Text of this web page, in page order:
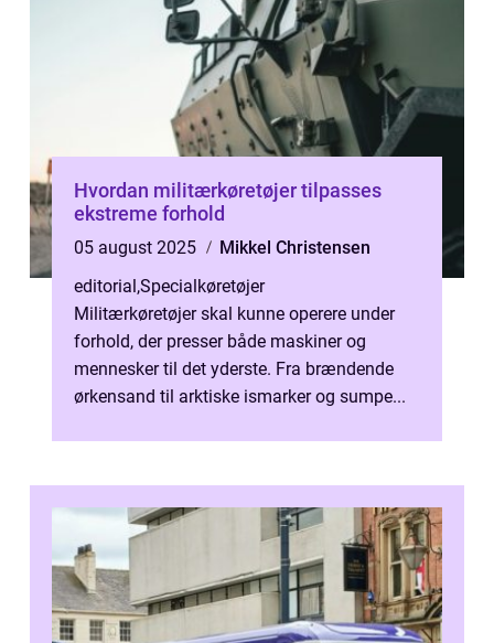
Hvordan militærkøretøjer tilpasses
ekstreme forhold
05 august 2025
Mikkel Christensen
editorial,Specialkøretøjer
Militærkøretøjer skal kunne operere under
forhold, der presser både maskiner og
mennesker til det yderste. Fra brændende
ørkensand til arktiske ismarker og sumpe...